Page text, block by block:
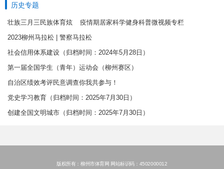
历史专题
壮族三月三民族体育炫
疫情期居家科学健身科普微视频专栏
2023柳州马拉松 | 警察马拉松
社会信用体系建设（归档时间：2024年5月28日）
第一届全国学生（青年）运动会（柳州赛区）
自治区绩效考评民意调查你我共参与！
党史学习教育（归档时间：2025年7月30日）
创建全国文明城市（归档时间：2025年7月30日）
版权所有：柳州市体育网 网站标识码：4502000012